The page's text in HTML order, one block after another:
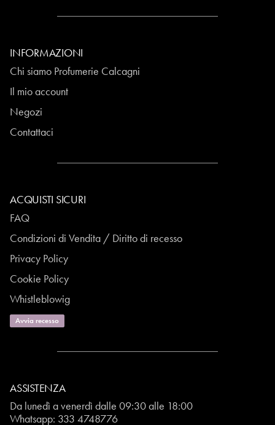
INFORMAZIONI
Chi siamo Profumerie Calcagni
Il mio account
Negozi
Contattaci
ACQUISTI SICURI
FAQ
Condizioni di Vendita / Diritto di recesso
Privacy Policy
Cookie Policy
Whistleblowig
Avvia recesso
ASSISTENZA
Da lunedì a venerdì dalle 09:30 alle 18:00
Whatsapp: 333 4748776